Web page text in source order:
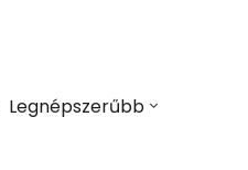
Legnépszerűbb